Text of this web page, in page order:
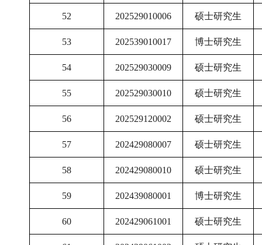
52 202529010006 硕士研究生
53 202539010017 博士研究生
54 202529030009 硕士研究生
55 202529030010 硕士研究生
56 202529120002 硕士研究生
57 202429080007 硕士研究生
58 202429080010 硕士研究生
59 202439080001 博士研究生
60 202429061001 硕士研究生